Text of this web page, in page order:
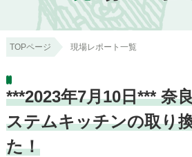
TOPページ 現場レポート一覧
***2023年7月10日***
ステムキッチンの取り
た！